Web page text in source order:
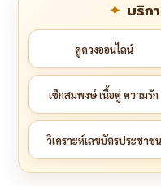
บริก
ดูดวงออนไลน์
เช็กสมพงษ์ เนื้อคู่ ความรัก
วิเคราะห์เลขบัตรประชาชน